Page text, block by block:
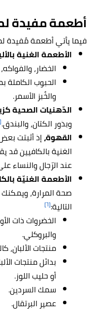
أطعمة مفيدة
فيما يأتي أطعمة مُفيدة
الأطعمة الغنية
الخضار،
الحبوب الكاملة
والخُبز الأسمر.
الدّهنيات الصحية
وبذور الكتان، والبندق.[٦]
القهوة،إذ أثبتت
الغنية بالكافيين قد
عند الرّجال والنساء
الأطعمة الغنيّة
صحة المرارة،
التالية:[٦]
الخضروات ذات
والبروكلي.
منتجات الألبان،
بدائل منتجات
أو حليب اللوز.
سمك السردين.
عصير البرتقال.